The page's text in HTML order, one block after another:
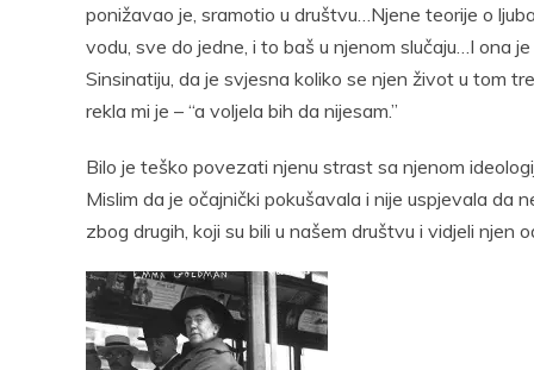
ponižavao je, sramotio u društvu…Njene teorije o
vodu, sve do jedne, i to baš u njenom slučaju…I ona
Sinsinatiju, da je svjesna koliko se njen život u tom
rekla mi je – “a voljela bih da nijesam.”
Bilo je teško povezati njenu strast sa njenom
Mislim da je očajnički pokušavala i nije uspjevala da
zbog drugih, koji su bili u našem društvu i vidjeli njen